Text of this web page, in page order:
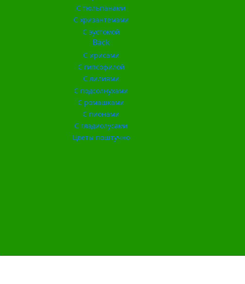
С тюльпанами
С хризантемами
С эустомой
Back
С ирисами
С гипсофилой
С лилиями
С подсолнухами
С ромашками
С пионами
С гладиолусами
Цветы поштучно